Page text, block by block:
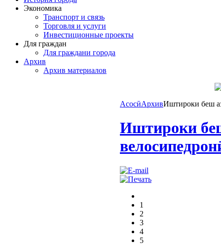
Экономика
Транспорт и связь
Торговля и услуги
Инвестиционные проекты
Для граждан
Для граждани города
Архив
Архив материалов
АсосӣАрхивИштироки беш
Иштироки
1
2
3
4
5